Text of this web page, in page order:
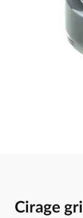
Cirage